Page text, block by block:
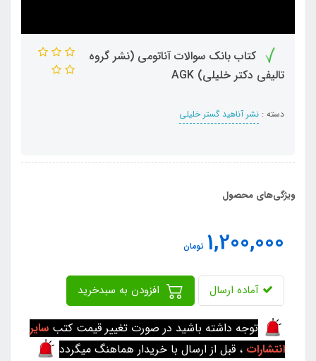
کتاب بانک سوالات آناتومی (نشر گروه
تالیفی دکتر خلیلی) AGK
دسته : نشر آناهید گستر خلیلی
ویژگی‌های محصول
1,200,000 تومان
آماده ارسال
توجه داشته باشید در صورت تغییر قیمت کتب سایر
انتشارات ، قبل از ارسال با خریدار هماهنگ میگردد